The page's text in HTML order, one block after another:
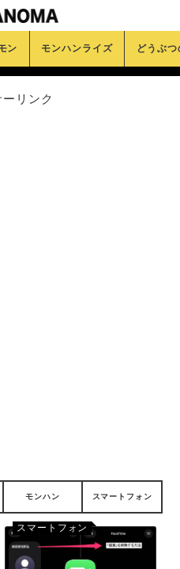
ン モンハンライズ どうぶつ
リンク
モンハン スマートフォン
スマートフォン